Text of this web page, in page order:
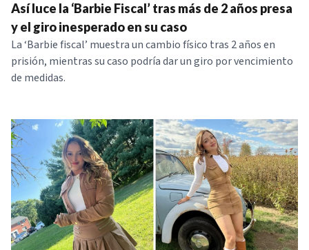
Así luce la ‘Barbie Fiscal’ tras más de 2 años presa
y el giro inesperado en su caso
La ‘Barbie fiscal’ muestra un cambio físico tras 2 años en
prisión, mientras su caso podría dar un giro por vencimiento
de medidas.